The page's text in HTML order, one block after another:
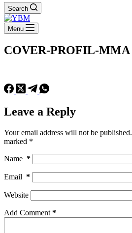
Search
Menu
COVER-PROFIL-MMA
Leave a Reply
Your email address will not be published.
marked *
Name *
Email *
Website
Add Comment *